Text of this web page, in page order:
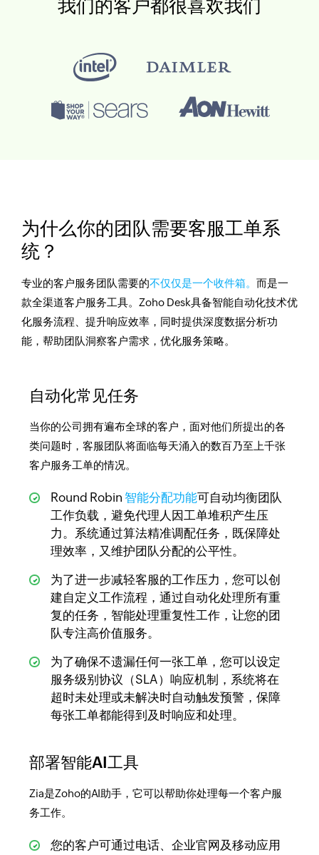
我们的客户都很喜欢我们
为什么你的团队需要客服工单系
统？
专业的客户服务团队需要的不仅仅是一个收件箱。 而是一
款全渠道客户服务工具。Zoho Desk具备智能自动化技术优
化服务流程、提升响应效率，同时提供深度数据分析功
能，帮助团队洞察客户需求，优化服务策略。
自动化常见任务
当你的公司拥有遍布全球的客户，面对他们所提出的各
类问题时，客服团队将面临每天涌入的数百乃至上千张
客户服务工单的情况。
Round Robin 智能分配功能可自动均衡团队
工作负载，避免代理人因工单堆积产生压
力。系统通过算法精准调配任务，既保障处
理效率，又维护团队分配的公平性。
为了进一步减轻客服的工作压力，您可以创
建自定义工作流程，通过自动化处理所有重
复的任务，智能处理重复性工作，让您的团
队专注高价值服务。
为了确保不遗漏任何一张工单，您可以设定
服务级别协议（SLA）响应机制，系统将在
超时未处理或未解决时自动触发预警，保障
每张工单都能得到及时响应和处理。
部署智能AI工具
Zia是Zoho的AI助手，它可以帮助你处理每一个客户服
务工作。
您的客户可通过电话、企业官网及移动应用